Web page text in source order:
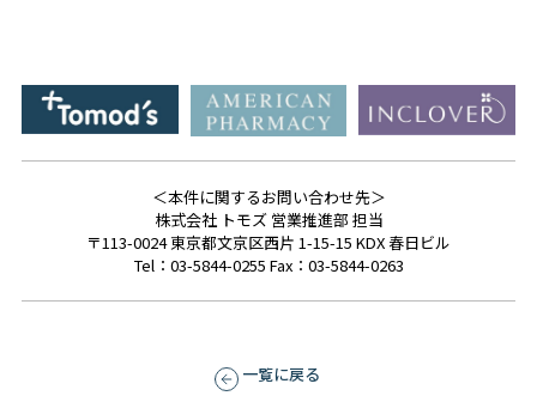
＜本件に関するお問い合わせ先＞
株式会社 トモズ 営業推進部 担当
〒113-0024 東京都文京区西片 1-15-15 KDX 春日ビル
Tel：03-5844-0255 Fax：03-5844-0263
一覧に戻る